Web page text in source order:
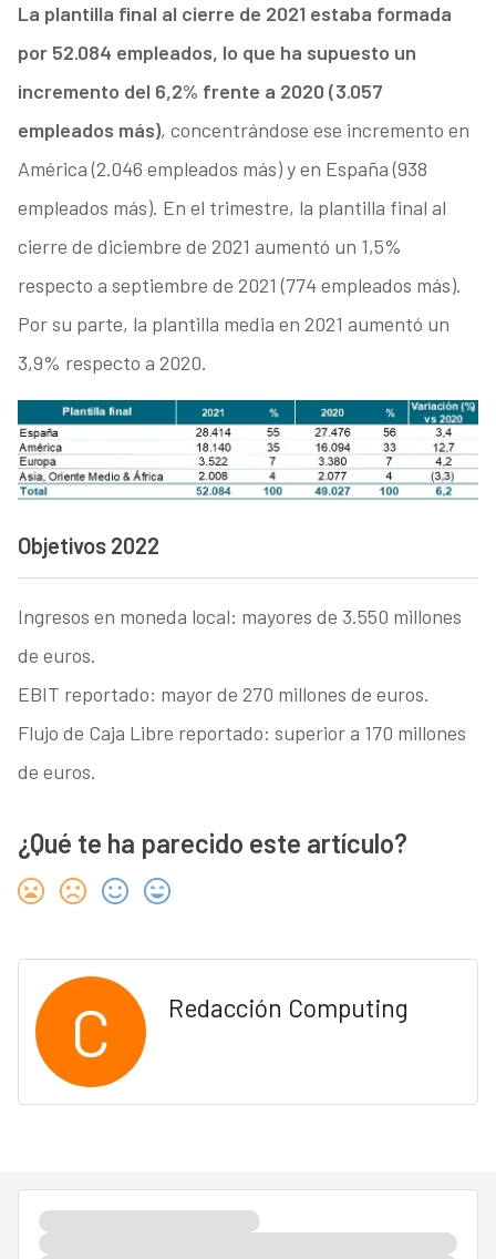
La plantilla final al cierre de 2021 estaba formada
por 52.084 empleados, lo que ha supuesto un
incremento del 6,2% frente a 2020 (3.057
empleados más), concentrándose ese incremento en
América (2.046 empleados más) y en España (938
empleados más). En el trimestre, la plantilla final al
cierre de diciembre de 2021 aumentó un 1,5%
respecto a septiembre de 2021 (774 empleados más).
Por su parte, la plantilla media en 2021 aumentó un
3,9% respecto a 2020.
Objetivos 2022
Ingresos en moneda local: mayores de 3.550 millones
de euros.
EBIT reportado: mayor de 270 millones de euros.
Flujo de Caja Libre reportado: superior a 170 millones
de euros.
¿Qué te ha parecido este artículo?
C Redacción Computing